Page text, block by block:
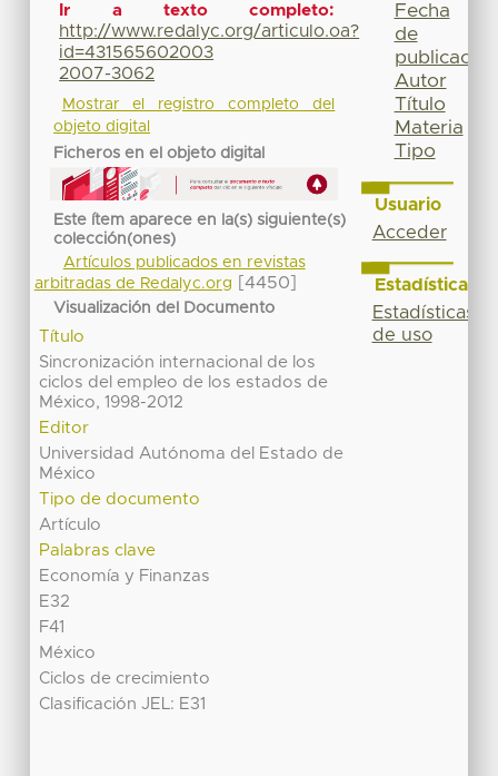
Ir a texto completo:
http://www.redalyc.org/articulo.oa?
id=431565602003
2007-3062
Mostrar el registro completo del
objeto digital
Ficheros en el objeto digital
Este ítem aparece en la(s) siguiente(s)
colección(ones)
Artículos publicados en revistas
arbitradas de Redalyc.org
[4450]
Visualización del Documento
Título
Sincronización internacional de los
ciclos del empleo de los estados de
México, 1998-2012
Editor
Universidad Autónoma del Estado de
México
Tipo de documento
Artículo
Palabras clave
Economía y Finanzas
E32
F41
México
Ciclos de crecimiento
Clasificación JEL: E31
Fecha
de
publicación
Autor
Título
Materia
Tipo
Usuario
Acceder
Estadísticas
Estadísticas
de uso